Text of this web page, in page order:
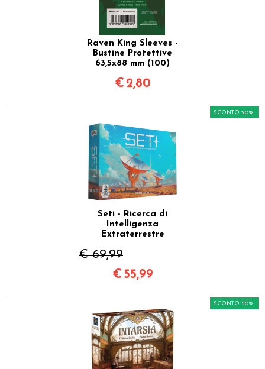
Raven King Sleeves -
Bustine Protettive
63,5x88 mm (100)
€ 2,80
Seti - Ricerca di
Intelligenza
Extraterrestre
€ 69,99
SCONTO 20%
€ 55,99
SCONTO 50%